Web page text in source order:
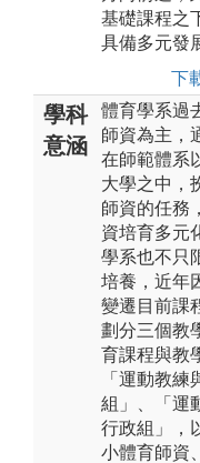
基礎課程之
具備多元發
下
學科
意涵
體育學系過
師資為主，
在師範體系
大學之中，
師資的任務
資培育多元
學系也不只
培養，近年
變遷目前課
劃分三個教
育課程與教
「運動教練
組」、「運
行政組」，
小體育師資